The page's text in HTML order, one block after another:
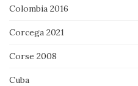
Colombia 2016
Corcega 2021
Corse 2008
Cuba